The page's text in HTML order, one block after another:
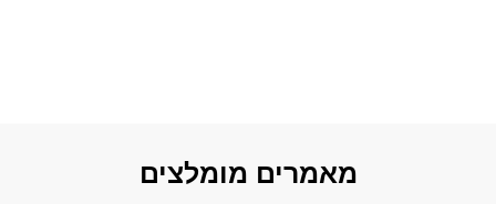
מאמרים מומלצים